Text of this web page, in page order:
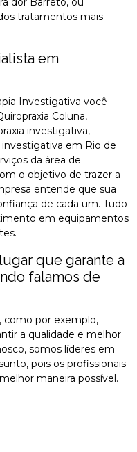
tratamentos mais
em
Investigativa você
Coluna,
investigativa,
investigativa em Rio de
da área de
o objetivo de trazer a
entende que sua
de cada um. Tudo
em equipamentos
que garante a
falamos de
como por exemplo,
a qualidade e melhor
somos líderes em
pois os profissionais
maneira possível.